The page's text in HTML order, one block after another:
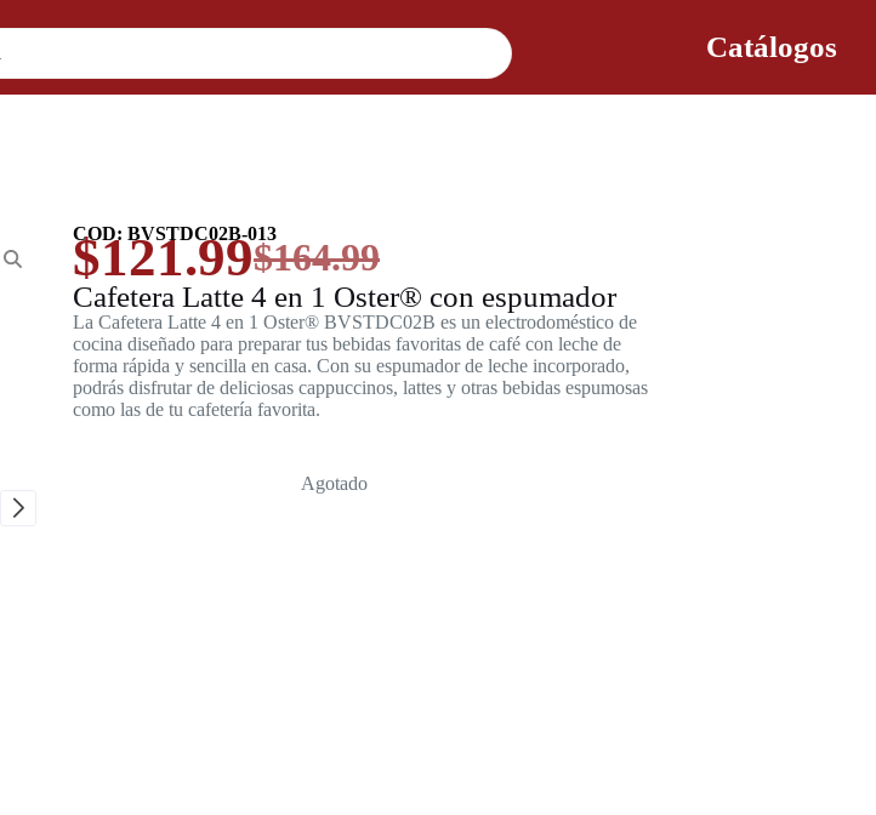
Catálogos
COD: BVSTDC02B-013
$164.99
$121.99
Cafetera Latte 4 en 1 Oster® con espumador
La Cafetera Latte 4 en 1 Oster® BVSTDC02B es un electrodoméstico de
cocina diseñado para preparar tus bebidas favoritas de café con leche de
forma rápida y sencilla en casa. Con su espumador de leche incorporado,
podrás disfrutar de deliciosas cappuccinos, lattes y otras bebidas espumosas
como las de tu cafetería favorita.
Agotado